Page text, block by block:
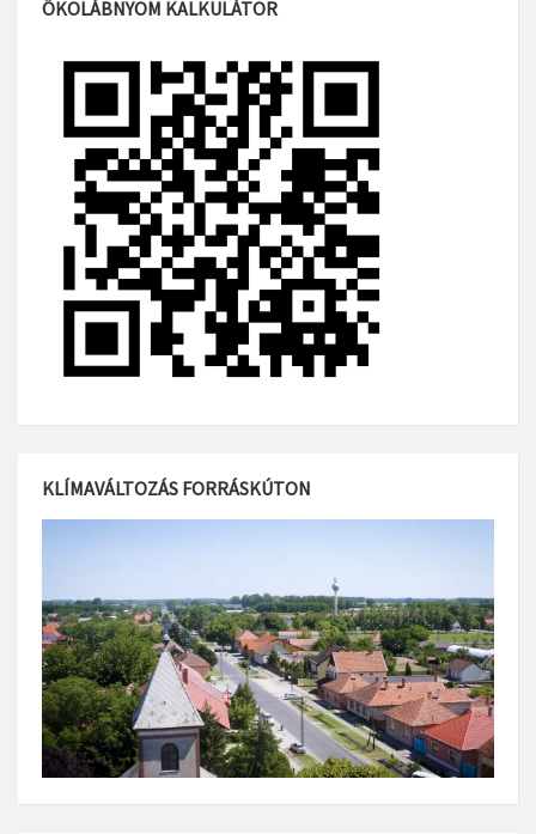
ÖKOLÁBNYOM KALKULÁTOR
KLÍMAVÁLTOZÁS FORRÁSKÚTON